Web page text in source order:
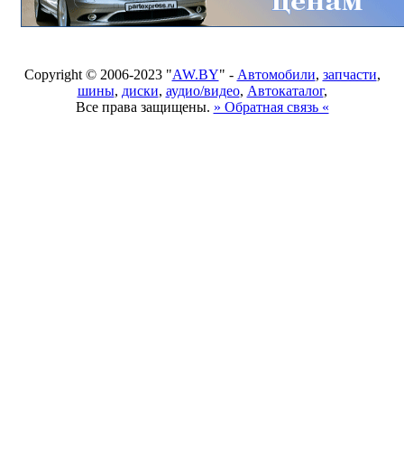
Copyright © 2006-2023 "AW.BY" - Автомобили, запчасти,
шины, диски, аудио/видео, Автокаталог,
Все права защищены. » Обратная связь «